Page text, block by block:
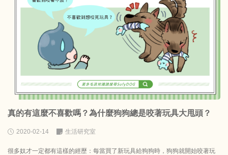
真的有這麼不喜歡嗎？為什麼狗狗總是咬著玩具大甩頭？
2020-02-14 生活研究室
很多奴才一定都有這樣的經歷：每當買了新玩具給狗狗時，狗狗就開始咬著玩